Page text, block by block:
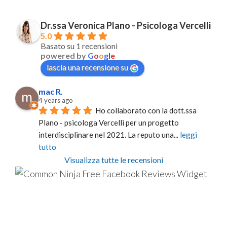
Dr.ssa Veronica Plano - Psicologa Vercelli
5.0
Basato su 1 recensioni
powered by Google
lascia una recensione su
mac R.
4 years ago
Ho collaborato con la dott.ssa
Plano - psicologa Vercelli per un progetto
interdisciplinare nel 2021. La reputo una
leggi
tutto
Visualizza tutte le recensioni
Free Facebook Reviews Widget